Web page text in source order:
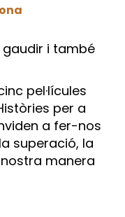
gaudir i també
pel·lícules
per a
a fer-nos
superació, la
manera